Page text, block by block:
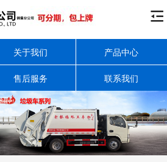

关于我们 产品中心
售后服务 联系我们